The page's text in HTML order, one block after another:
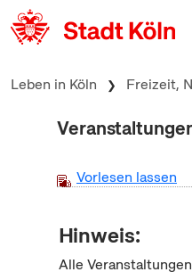
zum Inhalt springen
Leben in Köln Freizeit,
Vorlesen lassen
Hinweis:
Alle